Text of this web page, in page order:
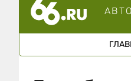
АВТО